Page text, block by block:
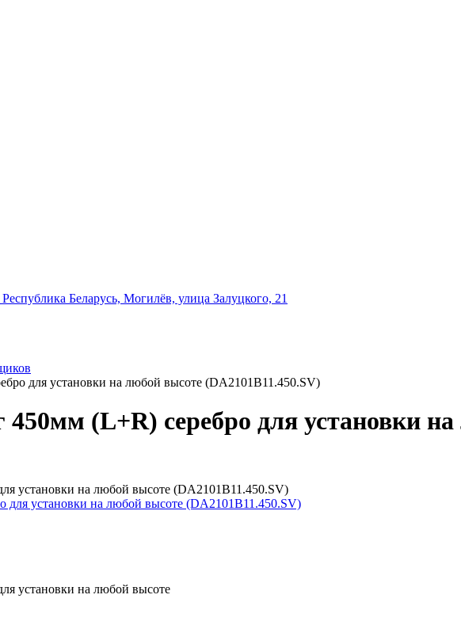
Беларусь, Могилёв, улица Залуцкого, 21
для установки на любой высоте (DA2101B11.450.SV)
(L+R) серебро для установки
установки на любой высоте (DA2101B11.450.SV)
установки на любой высоте